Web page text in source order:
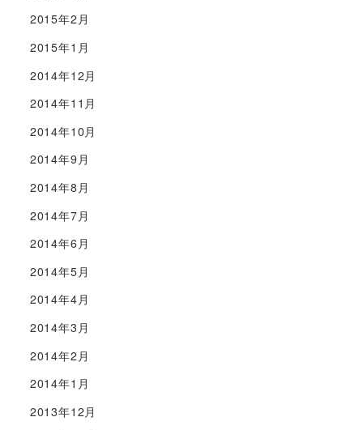
2015年2月
2015年1月
2014年12月
2014年11月
2014年10月
2014年9月
2014年8月
2014年7月
2014年6月
2014年5月
2014年4月
2014年3月
2014年2月
2014年1月
2013年12月